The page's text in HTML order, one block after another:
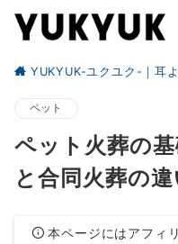
YUKYUK-ユクユク-｜耳よ
ペット
ペット火葬の
と合同火葬の
本ページにはアフィ